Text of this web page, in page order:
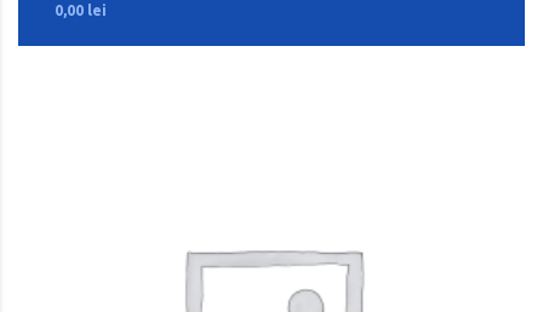
0,00 lei